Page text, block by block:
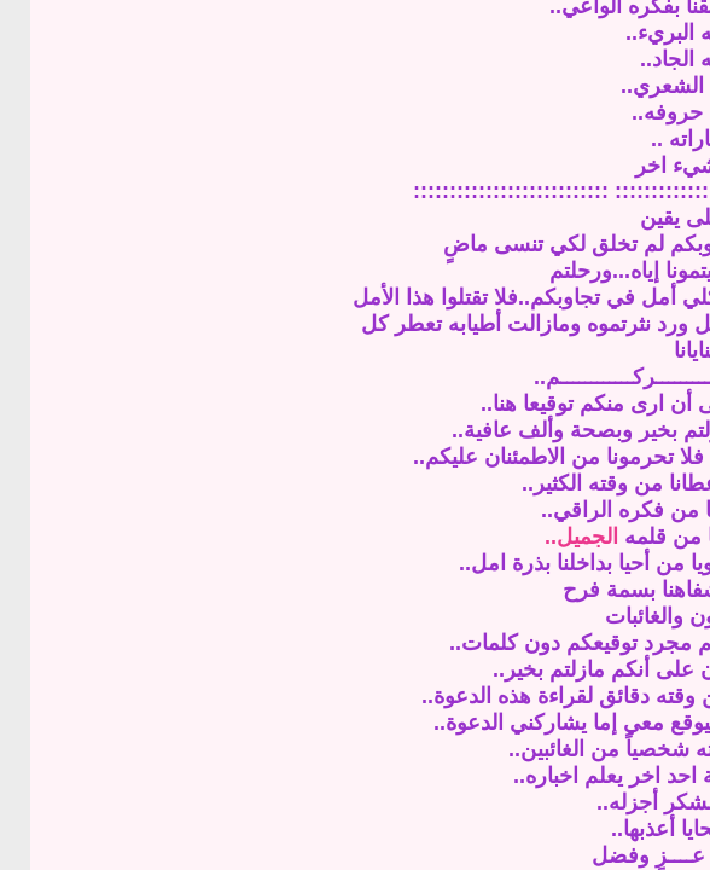
بفكره الواعي..
البريء..
الجاد..
الشعري..
حروفه..
..
اخر
يقين
لم تخلق لكي تنسى ماضٍ
إياه...ورحلتم
أمل في تجاوبكم..فلا تقتلوا هذا الأمل
ورد نثرتموه ومازالت أطيابه تعطر كل
..
أن ارى منكم توقيعا هنا..
بخير وبصحة وألف عافية..
فلا تحرمونا من الاطمئنان عليكم..
من وقته الكثير..
من فكره الراقي..
من قلمه الجميل..
من أحيا بداخلنا بذرة امل..
بسمة فرح
والغائبات
مجرد توقيعكم دون كلمات..
على أنكم مازلتم بخير..
دقائق لقراءة هذه الدعوة..
معي إما يشاركني الدعوة..
شخصياً من الغائبين..
اخر يعلم اخباره..
أجزله..
أعذبها..
وفضل